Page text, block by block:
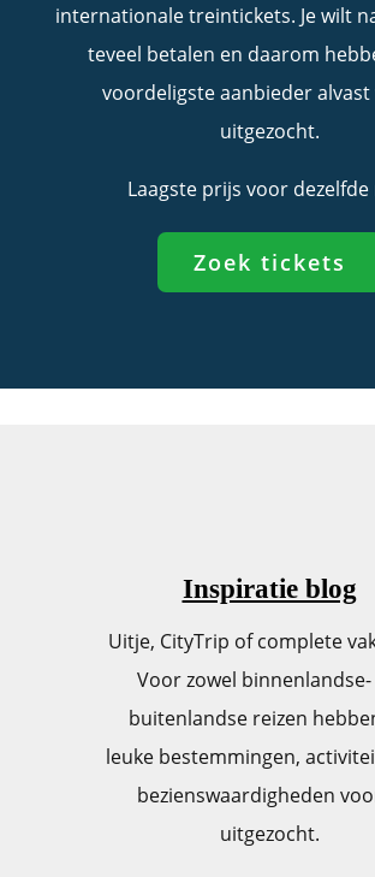
internationale treintickets. Je wilt
teveel betalen en daarom
voordeligste aanbieder
uitgezocht.
Laagste prijs voor dezelfde
Zoek tickets
Inspiratie blog
Uitje, CityTrip of complete
Voor zowel binnenlandse-
buitenlandse reizen
leuke bestemmingen,
bezienswaardigheden
uitgezocht.